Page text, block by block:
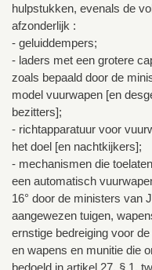
hulpstukken, evenals de
afzonderlijk :
- geluiddempers;
- laders met een grotere
zoals bepaald door de
model vuurwapen [en
bezitters];
- richtapparatuur voor
het doel [en nachtkijkers];
- mechanismen die
een automatisch
16° door de ministers van
aangewezen tuigen,
ernstige bedreiging voor
en wapens en munitie die
bedoeld in artikel 27, § 1,